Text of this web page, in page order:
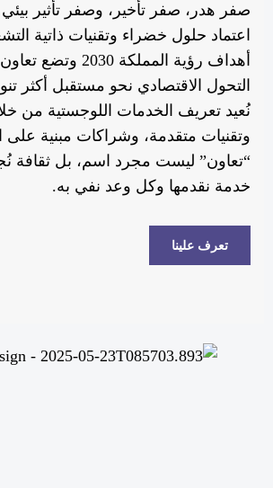
صفر هدر، صفر تأخير، وصفر تأثير بيئي
اعتماد حلول خضراء وتقنيات ذاتية
أهداف رؤية المملكة 2030
التحول الاقتصادي نحو مستقبل أكثر
نُعيد تعريف الخدمات اللوجستية من
وتقنيات متقدمة، وشراكات مبنية على
“تعاون” ليست مجرد اسم، بل ثقافة
خدمة نقدمها وكل وعد نفي به.
تعرف علينا